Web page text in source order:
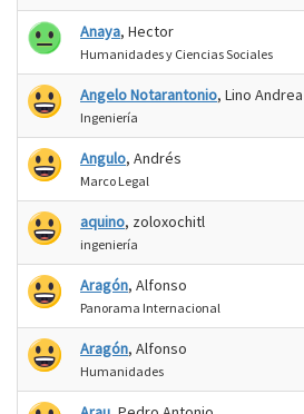
Anaya, Hector
Humanidades y Ciencias Sociales
Angelo Notarantonio, Lino Andrea
Ingeniería
Angulo, Andrés
Marco Legal
aquino, zoloxochitl
ingeniería
Aragón, Alfonso
Panorama Internacional
Aragón, Alfonso
Humanidades